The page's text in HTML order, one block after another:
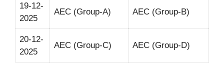
19-12-
2025
AEC (Group-A) AEC (Group-B)
20-12-
2025
AEC (Group-C) AEC (Group-D)